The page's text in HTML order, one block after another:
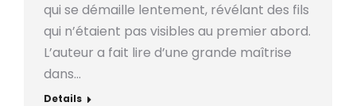
qui se démaille lentement, révélant des fils
qui n’étaient pas visibles au premier abord.
L’auteur a fait lire d’une grande maîtrise
dans…
Details